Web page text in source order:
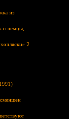
из
и немцы,
2